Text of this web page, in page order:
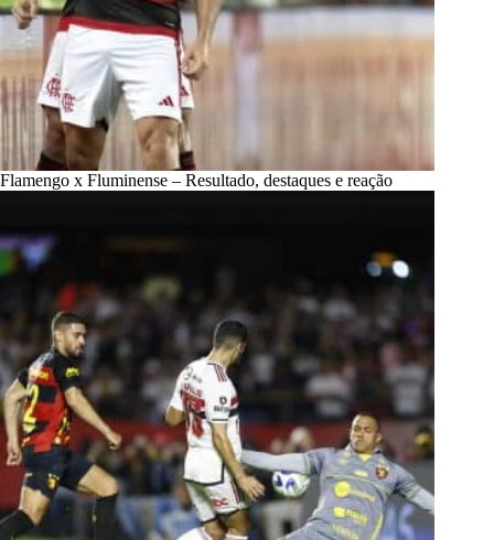
Flamengo x Fluminense – Resultado, destaques e reação